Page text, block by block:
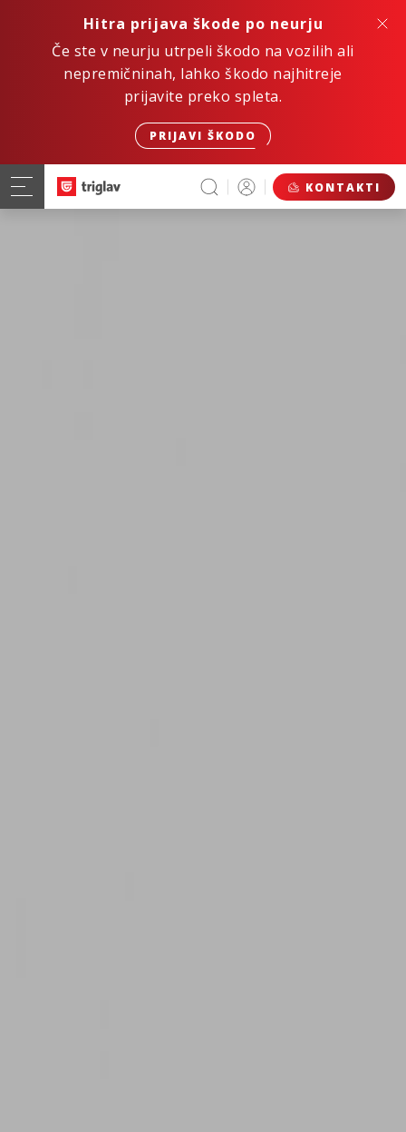
Hitra prijava škode po neurju
Če ste v neurju utrpeli škodo na vozilih ali
nepremičninah, lahko škodo najhitreje
prijavite preko spleta.
PRIJAVI ŠKODO
KONTAKTI